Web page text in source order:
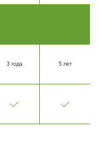
3 года 5 лет